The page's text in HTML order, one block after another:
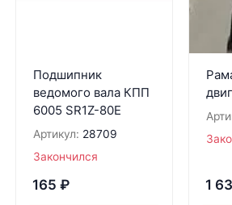
Подшипник
ведомого вала КПП
6005 SR1Z-80Е
Артикул: 28709
Закончился
165 ₽ 1